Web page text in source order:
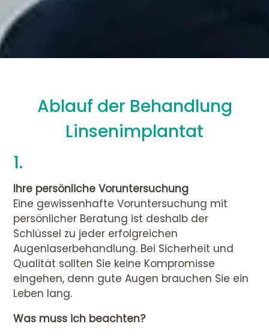
Ablauf der Behandlung
Linsenimplantat
1.
Ihre persönliche Voruntersuchung
Eine gewissenhafte Voruntersuchung mit
persönlicher Beratung ist deshalb der
Schlüssel zu jeder erfolgreichen
Augenlaserbehandlung. Bei Sicherheit und
Qualität sollten Sie keine Kompromisse
eingehen, denn gute Augen brauchen Sie ein
Leben lang.
Was muss ich beachten?